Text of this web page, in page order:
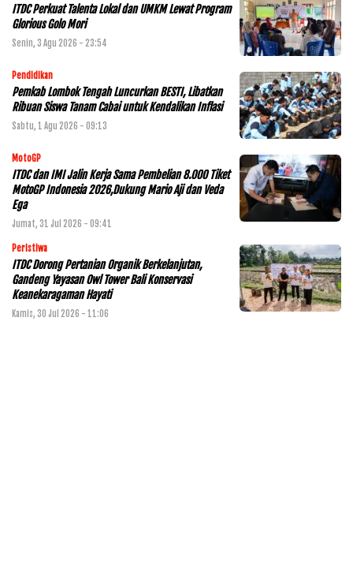
ITDC Perkuat Talenta Lokal dan UMKM Lewat Program
Glorious Golo Mori
Senin, 3 Agu 2026 - 23:54
Pendidikan
Pemkab Lombok Tengah Luncurkan BESTI, Libatkan
Ribuan Siswa Tanam Cabai untuk Kendalikan Inflasi
Sabtu, 1 Agu 2026 - 09:13
MotoGP
ITDC dan IMI Jalin Kerja Sama Pembelian 8.000 Tiket
MotoGP Indonesia 2026,Dukung Mario Aji dan Veda
Ega
Jumat, 31 Jul 2026 - 09:41
Peristiwa
ITDC Dorong Pertanian Organik Berkelanjutan,
Gandeng Yayasan Owl Tower Bali Konservasi
Keanekaragaman Hayati
Kamis, 30 Jul 2026 - 11:06